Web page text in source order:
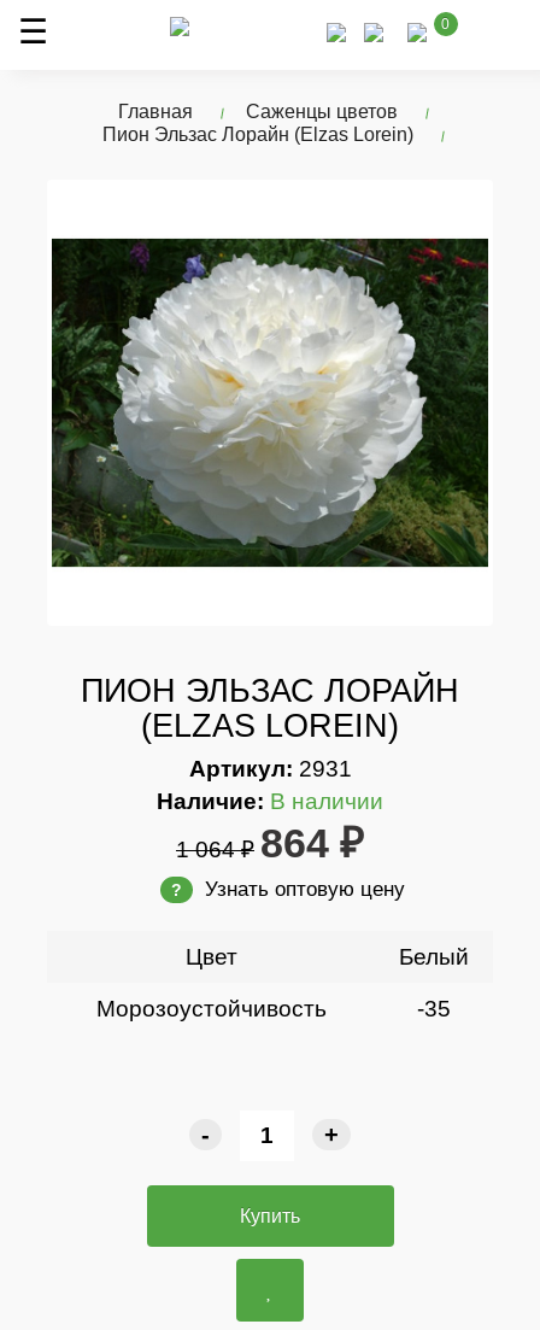
0
Главная
Саженцы цветов
Пион Эльзас Лорайн (Elzas Lorein)
ПИОН ЭЛЬЗАС ЛОРАЙН
(ELZAS LOREIN)
Артикул: 2931
Наличие: В наличии
1 064 ₽ 864 ₽
? Узнать оптовую цену
Цвет Белый
Морозоустойчивость -35
- +
Купить